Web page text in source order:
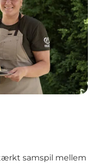
samspil mellem